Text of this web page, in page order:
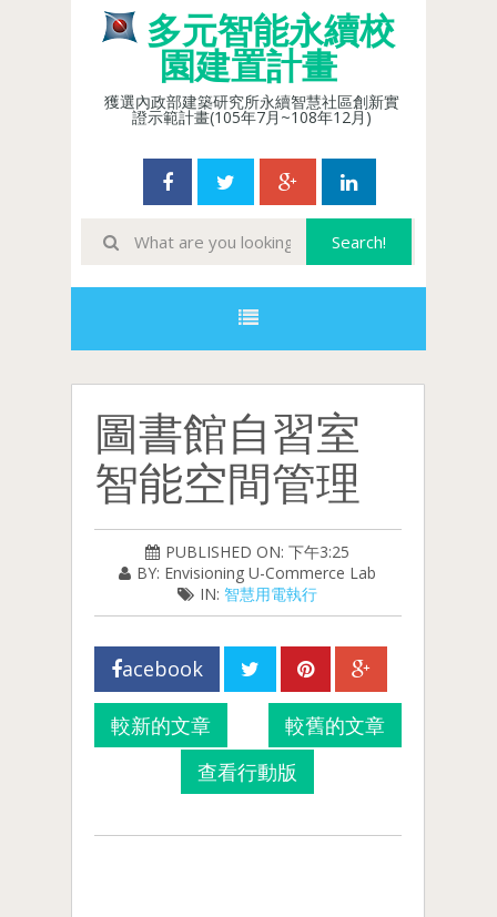
多元智能永續校
園建置計畫
獲選內政部建築研究所永續智慧社區創新實
證示範計畫(105年7月~108年12月)
圖書館自習室
智能空間管理
PUBLISHED ON: 下午3:25
BY: Envisioning U-Commerce Lab
IN: 智慧用電執行
acebook
較新的文章
較舊的文章
查看行動版